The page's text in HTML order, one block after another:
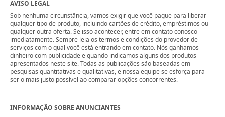
AVISO LEGAL
Sob nenhuma circunstância, vamos exigir que você pague para liberar
qualquer tipo de produto, incluindo cartões de crédito, empréstimos ou
qualquer outra oferta. Se isso acontecer, entre em contato conosco
imediatamente. Sempre leia os termos e condições do provedor de
serviços com o qual você está entrando em contato. Nós ganhamos
dinheiro com publicidade e quando indicamos alguns dos produtos
apresentados neste site. Todas as publicações são baseadas em
pesquisas quantitativas e qualitativas, e nossa equipe se esforça para
ser o mais justo possível ao comparar opções concorrentes.
INFORMAÇÃO SOBRE ANUNCIANTES